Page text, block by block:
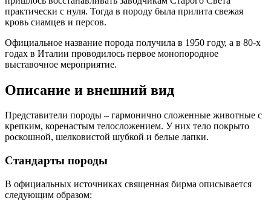
практически с нуля. Тогда в породу была прилита свежая
кровь сиамцев и персов.
Официальное название порода получила в 1950 году, а в 80-х
годах в Италии проводилось первое монопородное
выставочное мероприятие.
Описание и внешний вид
Представители породы – гармонично сложенные животные с
крепким, коренастым телосложением. У них тело покрыто
роскошной, шелковистой шубкой и белые лапки.
Стандарты породы
В официальных источниках священная бирма описывается
следующим образом: